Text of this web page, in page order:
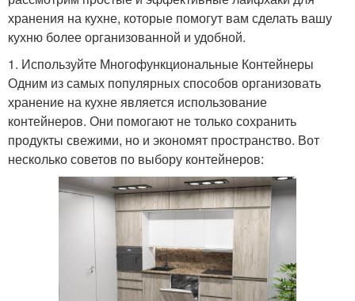
хранения на кухне, которые помогут вам сделать вашу
кухню более организованной и удобной.
1. Используйте Многофункциональные Контейнеры
Одним из самых популярных способов организовать
хранение на кухне является использование
контейнеров. Они помогают не только сохранить
продукты свежими, но и экономят пространство. Вот
несколько советов по выбору контейнеров: